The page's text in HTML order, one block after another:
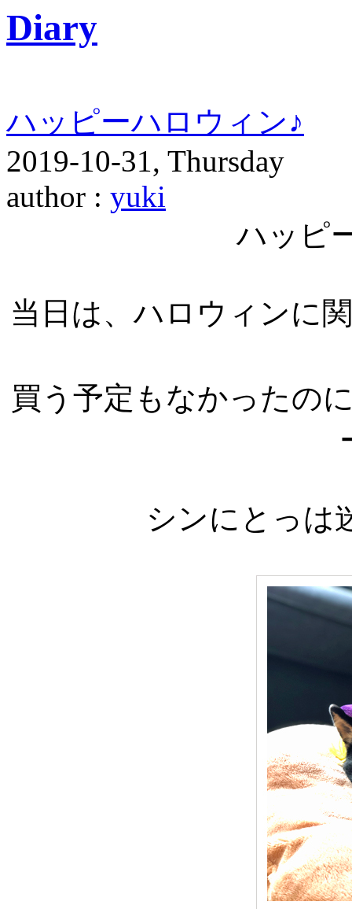
Diary
ハッピーハロウィン♪
2019-10-31, Thursday
author : yuki
ハッピ
当日は、ハロウィンに
買う予定もなかったの
シンにとっは